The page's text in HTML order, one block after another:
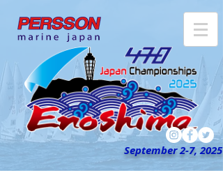
September 2-7, 2025